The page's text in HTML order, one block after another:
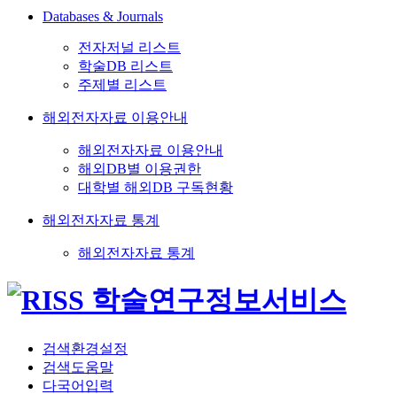
Databases & Journals
전자저널 리스트
학술DB 리스트
주제별 리스트
해외전자자료 이용안내
해외전자자료 이용안내
해외DB별 이용권한
대학별 해외DB 구독현황
해외전자자료 통계
해외전자자료 통계
검색환경설정
검색도움말
다국어입력